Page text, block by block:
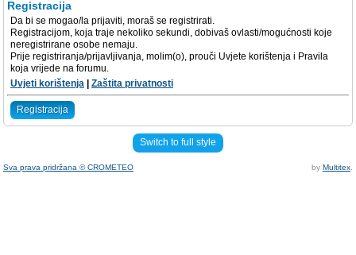
Registracija
Da bi se mogao/la prijaviti, moraš se registrirati.
Registracijom, koja traje nekoliko sekundi, dobivaš ovlasti/mogućnosti koje
neregistrirane osobe nemaju.
Prije registriranja/prijavljivanja, molim(o), prouči Uvjete korištenja i Pravila
koja vrijede na forumu.
Uvjeti korištenja
Zaštita privatnosti
Registracija
Switch to full style
Sva prava pridržana © CROMETEO by Multitex